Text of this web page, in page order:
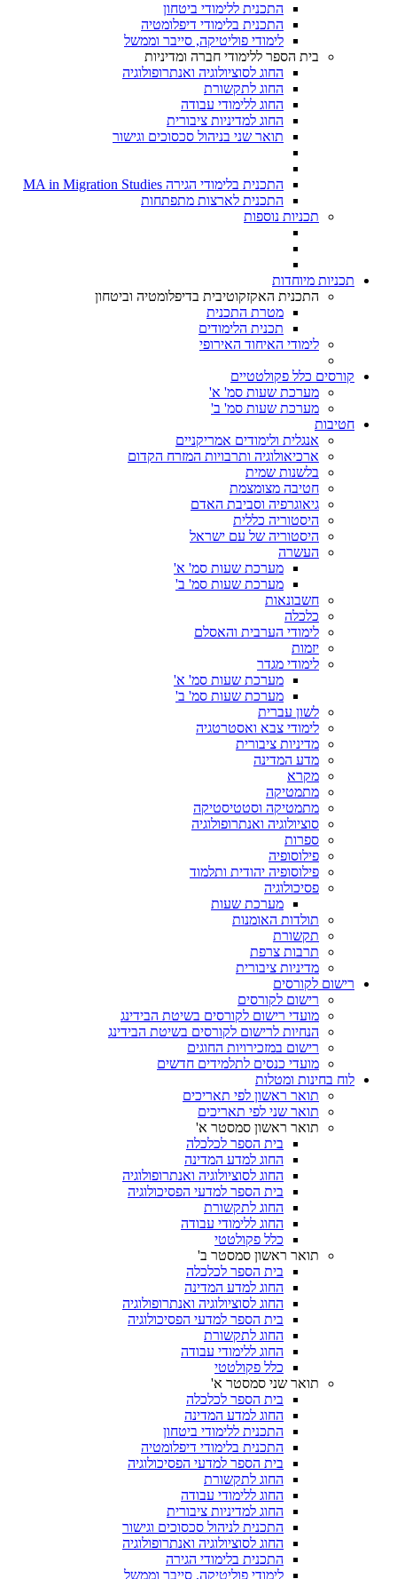
התכנית ללימודי ביטחון
התכנית בלימודי דיפלומטיה
לימודי פוליטיקה, סייבר וממשל
בית הספר ללימודי חברה ומדיניות
החוג לסוציולוגיה ואנתרופולוגיה
החוג לתקשורת
החוג ללימודי עבודה
החוג למדיניות ציבורית
תואר שני בניהול סכסוכים וגישור
התכנית בלימודי הגירה MA in Migration Studies​
התכנית לארצות מתפתחות
תכניות נוספות
תכניות מיוחדות
התכנית האקזקוטיבית בדיפלומטיה וביטחון
מטרת התכנית
תכנית הלימודים
לימודי האיחוד האירופי
קורסים כלל פקולטטיים
מערכת שעות סמ' א'
מערכת שעות סמ' ב'
חטיבות
אנגלית ולימודים אמריקניים
ארכיאולוגיה ותרבויות המזרח הקדום
בלשנות שמית
חטיבה מצומצמת
גיאוגרפיה וסביבת האדם
היסטוריה כללית
היסטוריה של עם ישראל
העשרה
מערכת שעות סמ' א'
מערכת שעות סמ' ב'
חשבונאות
כלכלה
לימודי הערבית והאסלם
יזמות
לימודי מגדר
מערכת שעות סמ' א'
מערכת שעות סמ' ב'
לשון עברית
לימודי צבא ואסטרטגיה
מדיניות ציבורית
מדע המדינה
מקרא
מתמטיקה
מתמטיקה וסטטיסטיקה
סוציולוגיה ואנתרופולוגיה
ספרות
פילוסופיה
פילוסופיה יהודית ותלמוד
פסיכולוגיה
מערכת שעות
תולדות האומנות
תקשורת
תרבות צרפת
מדיניות ציבורית
רישום לקורסים
רישום לקורסים
מועדי רישום לקורסים בשיטת הבידינג
הנחיות לרישום לקורסים בשיטת הבידינג
רישום במזכירויות החוגים
מועדי כנסים לתלמידים חדשים
לוח בחינות ומטלות
תואר ראשון לפי תאריכים
תואר שני לפי תאריכים
תואר ראשון סמסטר א'
בית הספר לכלכלה
החוג למדע המדינה
החוג לסוציולוגיה ואנתרופולוגיה
בית הספר למדעי הפסיכולוגיה
החוג לתקשורת
החוג ללימודי עבודה
כלל פקולטטי
תואר ראשון סמסטר ב'
בית הספר לכלכלה
החוג למדע המדינה
החוג לסוציולוגיה ואנתרופולוגיה
בית הספר למדעי הפסיכולוגיה
החוג לתקשורת
החוג ללימודי עבודה
כלל פקולטטי
תואר שני סמסטר א'
בית הספר לכלכלה
החוג למדע המדינה
התכנית ללימודי ביטחון
התכנית בלימודי דיפלומטיה
בית הספר למדעי הפסיכולוגיה
החוג לתקשורת
החוג ללימודי עבודה
החוג למדיניות ציבורית
התכנית לניהול סכסוכים וגישור
החוג לסוציולוגיה ואנתרופולוגיה
התכנית בלימודי הגירה
לימודי פוליטיקה, סייבר וממשל